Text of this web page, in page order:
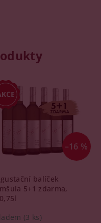
–16 %
balíček
5+1 zdarma,
(3 ks)